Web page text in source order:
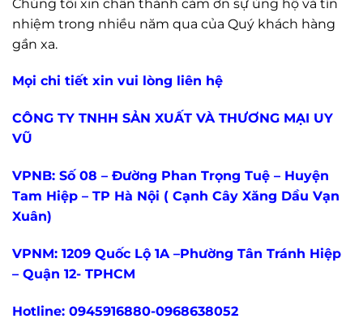
Chúng tôi xin chân thành cảm ơn sự ủng hộ và tín
nhiệm trong nhiều năm qua của Quý khách hàng
gần xa.
Mọi chi tiết xin vui lòng liên hệ
CÔNG TY TNHH SẢN XUẤT VÀ THƯƠNG MẠI UY
VŨ
VPNB: Số 08 – Đường Phan Trọng Tuệ – Huyện
Tam Hiệp – TP Hà Nội ( Cạnh Cây Xăng Dầu Vạn
Xuân)
VPNM: 1209 Quốc Lộ 1A –Phường Tân Tránh Hiệp
– Quận 12- TPHCM
Hotline: 0945916880-0968638052